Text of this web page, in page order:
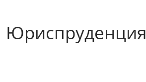
Юриспруденция